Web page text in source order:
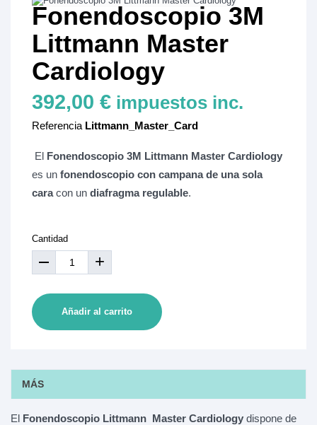
Fonendoscopio 3M
Littmann Master
Cardiology
392,00 € impuestos inc.
Referencia Littmann_Master_Card
El Fonendoscopio 3M Littmann Master Cardiology
es un fonendoscopio con campana de una sola
caracon un diafragma regulable.
Cantidad
+
Añadir al carrito
MÁS
El Fonendoscopio Littmann Master Cardiology dispone de